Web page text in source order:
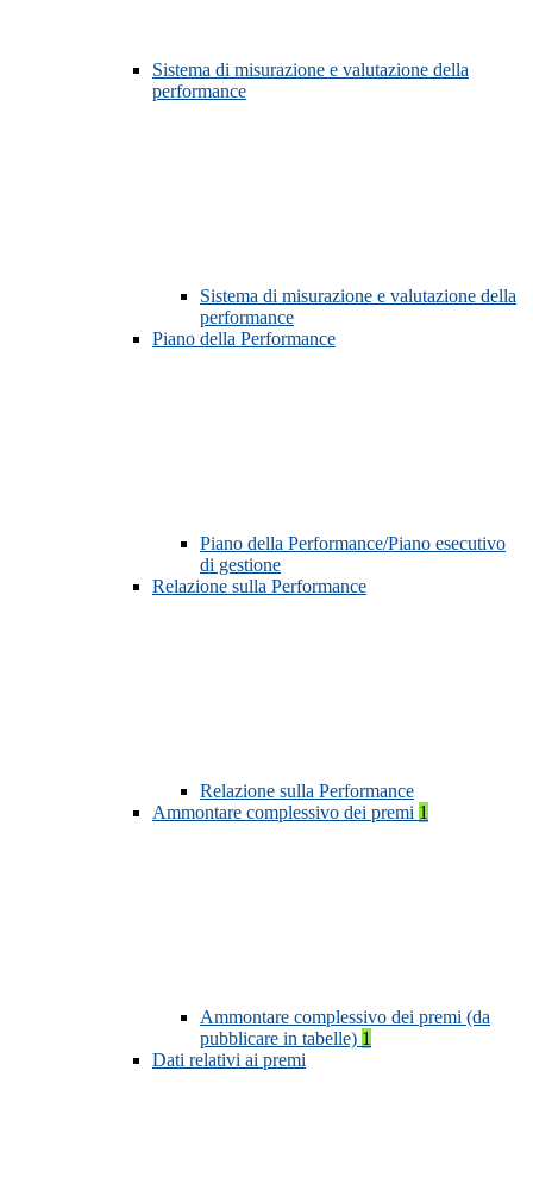
Sistema di misurazione e valutazione della
performance
Sistema di misurazione e valutazione della
performance
Piano della Performance
Piano della Performance/Piano esecutivo
di gestione
Relazione sulla Performance
Relazione sulla Performance
Ammontare complessivo dei premi 1
Ammontare complessivo dei premi (da
pubblicare in tabelle) 1
Dati relativi ai premi